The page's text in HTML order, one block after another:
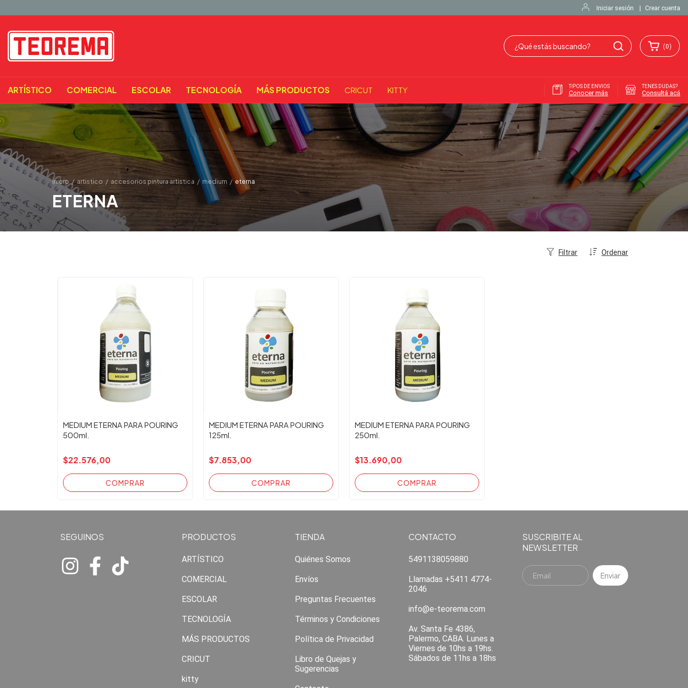
Iniciar sesión Crear cuenta
(0)
ARTÍSTICO COMERCIAL ESCOLAR TECNOLOGÍA MÁS PRODUCTOS CRICUT KITTY TIPOS DE ENVIOS
Conocer más
TENES DUDAS?
Consultá acá
inicio / artistico / accesorios pintura artistica / medium / eterna
ETERNA
Ordenar
Filtrar
MEDIUM ETERNA PARA POURING
500ml.
$22.576,00
MEDIUM ETERNA PARA POURING
125ml.
$7.853,00
MEDIUM ETERNA PARA POURING
250ml.
$13.690,00
SEGUINOS PRODUCTOS
ARTÍSTICO
COMERCIAL
ESCOLAR
TECNOLOGÍA
MÁS PRODUCTOS
CRICUT
kitty
TIENDA
Quiénes Somos
Envíos
Preguntas Frecuentes
Términos y Condiciones
Política de Privacidad
Libro de Quejas y
Sugerencias
CONTACTO
5491138059880
Llamadas +5411 4774-
2046
info@e-teorema.com
Av. Santa Fe 4386,
Palermo, CABA. Lunes a
Viernes de 10hs a 19hs.
Sábados de 11hs a 18hs
SUSCRIBITE AL
NEWSLETTER